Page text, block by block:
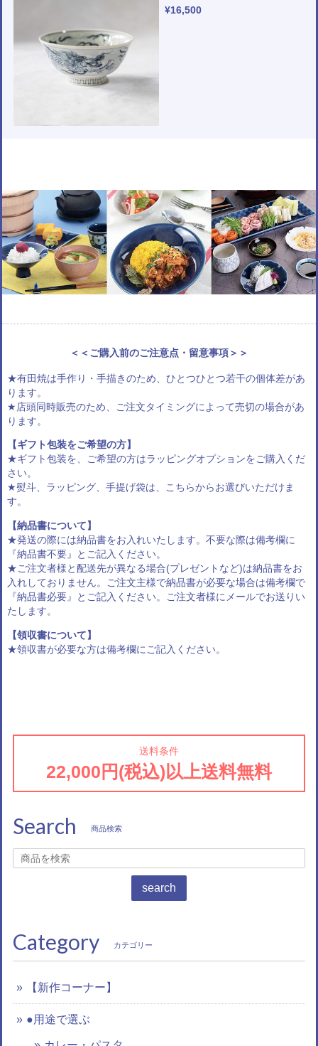
¥16,500
＜＜ご購入前のご注意点・留意事項＞＞
★有田焼は手作り・手描きのため、ひとつひとつ若干の個体差があ
ります。
★店頭同時販売のため、ご注文タイミングによって売切の場合があ
ります。
【ギフト包装をご希望の方】
★ギフト包装を、ご希望の方はラッピングオプションをご購入くだ
さい。
★熨斗、ラッピング、手提げ袋は、 こちらからお選びいただけま
す。
【納品書について】
★発送の際には納品書をお入れいたします。不要な際は備考欄に
『納品書不要』とご記入ください。
★ご注文者様と配送先が異なる場合(プレゼントなど)は納品書をお
入れしておりません。ご注文主様で納品書が必要な場合は備考欄で
『納品書必要』とご記入ください。ご注文者様にメールでお送りい
たします。
【領収書について】
★領収書が必要な方は備考欄にご記入ください。
送料条件
22,000円(税込)以上送料無料
Search 商品検索
search
Category カテゴリー
【新作コーナー】
●用途で選ぶ